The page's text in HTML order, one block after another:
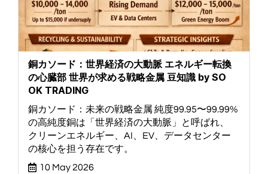
銅カソード：世界経済の大動脈 エネルギー転換
の心臓部 世界が求める戦略金属 豆知識 by SO
OK TRADING
銅カソード：未来の戦略金属 純度99.95〜99.99%
の高純度銅は「世界経済の大動脈」と呼ばれ、
クリーンエネルギー、AI、EV、データセンター
の核心を担う存在です。
10 May 2026